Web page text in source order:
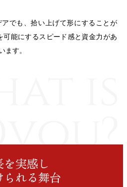
でも、拾い上げて形にすることが
能にするスピード感と資金力があ
ます。
を実感し
られる舞台